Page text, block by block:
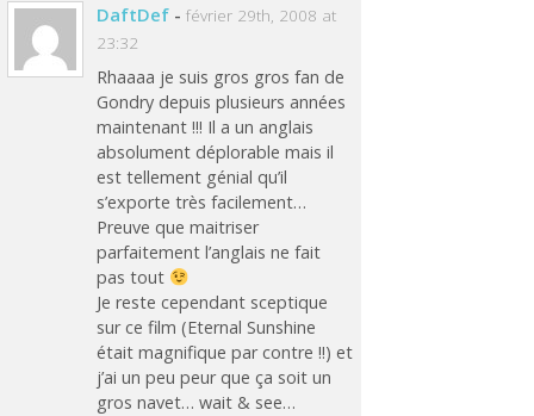
DaftDef - février 29th, 2008 at
23:32
Rhaaaa je suis gros gros fan de
Gondry depuis plusieurs années
maintenant !!! Il a un anglais
absolument déplorable mais il
est tellement génial qu’il
s’exporte très facilement…
Preuve que maitriser
parfaitement l’anglais ne fait
pas tout
Je reste cependant sceptique
sur ce film (Eternal Sunshine
était magnifique par contre !!) et
j’ai un peu peur que ça soit un
gros navet… wait & see…